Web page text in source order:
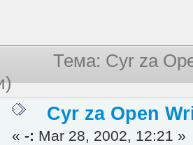
Тема: Cyr za
Cyr za Open
«-: Mar 28, 2002, 12:21 »